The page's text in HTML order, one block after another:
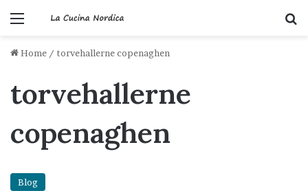
Menu
Home / torvehallerne copenaghen
torvehallerne
copenaghen
Blog